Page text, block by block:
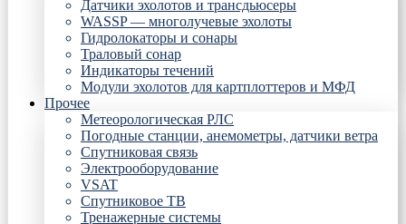
Датчики эхолотов и трансдьюсеры
WASSP — многолучевые эхолоты
Гидролокаторы и сонары
Траловый сонар
Индикаторы течений
Модули эхолотов для картплоттеров и МФД
Прочее
Метеорологическая РЛС
Погодные станции, анемометры, датчики ветра
Спутниковая связь
Электрооборудование
VSAT
Спутниковое ТВ
Тренажерные системы